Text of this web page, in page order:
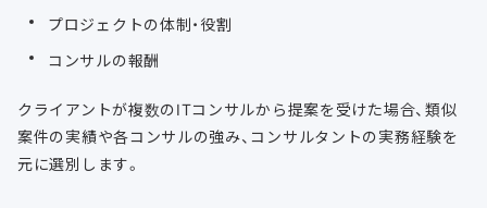
プロジェクトの体制・役割
コンサルの報酬
クライアントが複数のITコンサルから提案を受けた場合、類似
案件の実績や各コンサルの強み、コンサルタントの実務経験を
元に選別します。